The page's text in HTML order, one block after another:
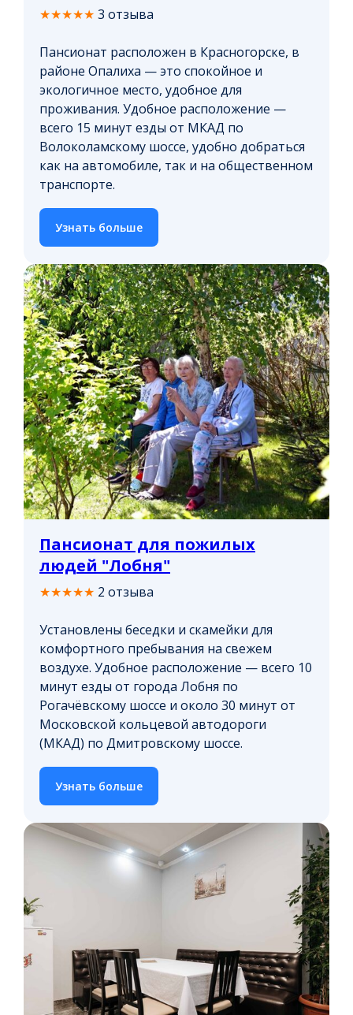
★★★★★ 3 отзыва
Пансионат расположен в Красногорске, в
районе Опалиха — это спокойное и
экологичное место, удобное для
проживания. Удобное расположение —
всего 15 минут езды от МКАД по
Волоколамскому шоссе, удобно добраться
как на автомобиле, так и на общественном
транспорте.
Узнать больше
Пансионат для пожилых
людей "Лобня"
★★★★★ 2 отзыва
Установлены беседки и скамейки для
комфортного пребывания на свежем
воздухе. Удобное расположение — всего 10
минут езды от города Лобня по
Рогачёвскому шоссе и около 30 минут от
Московской кольцевой автодороги
(МКАД) по Дмитровскому шоссе.
Узнать больше